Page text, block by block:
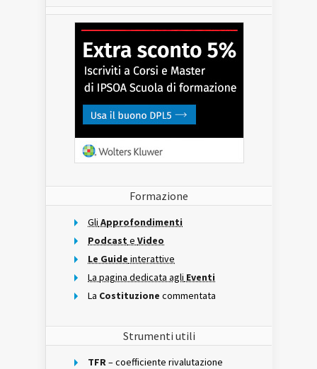
Formazione
Gli Approfondimenti
Podcast e Video
Le Guide interattive
La pagina dedicata agli Eventi
La Costituzione commentata
Strumenti utili
TFR– coefficiente rivalutazione